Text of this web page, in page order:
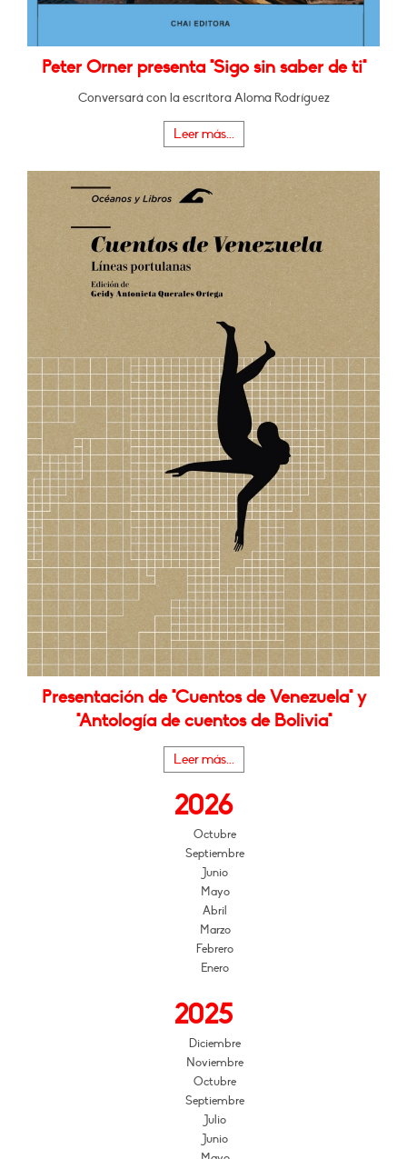
Peter Orner presenta "Sigo sin saber de ti"
Conversará con la escritora Aloma Rodríguez
Leer más...
Presentación de "Cuentos de Venezuela" y
"Antología de cuentos de Bolivia"
Leer más...
2026
Octubre
Septiembre
Junio
Mayo
Abril
Marzo
Febrero
Enero
2025
Diciembre
Noviembre
Octubre
Septiembre
Julio
Junio